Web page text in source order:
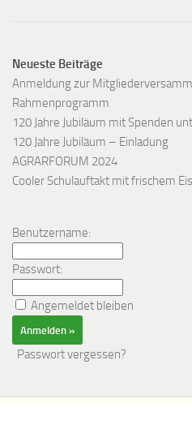
Neueste Beiträge
Anmeldung zur
Rahmenprogramm
120 Jahre Jubiläum mit Spenden
120 Jahre Jubiläum – Einladung
AGRARFORUM 2024
Cooler Schulauftakt mit frischem Eis
Benutzername:
Passwort:
Angemeldet bleiben
Passwort vergessen?